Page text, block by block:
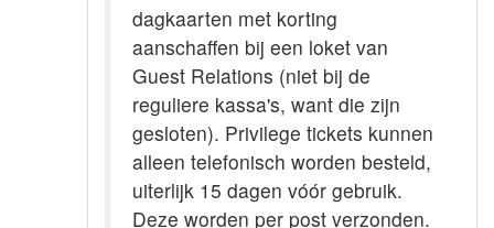
dagkaarten met korting
aanschaffen bij een loket van
Guest Relations (niet bij de
reguliere kassa's, want die zijn
gesloten). Privilege tickets kunnen
alleen telefonisch worden besteld,
uiterlijk 15 dagen vóór gebruik.
Deze worden per post verzonden.